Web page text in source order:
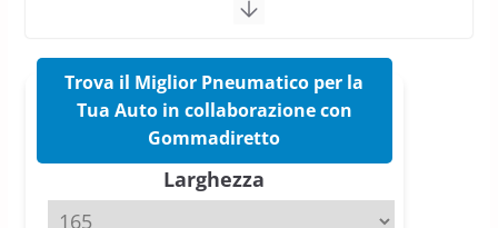
confermano il salto tecnico del
Pirelli P Zero Trofeo RS: per
Tyre Reviews è la gomma semi-
slick da battere
Trova il Miglior Pneumatico per la
Tua Auto in collaborazione con
Gommadiretto
Larghezza